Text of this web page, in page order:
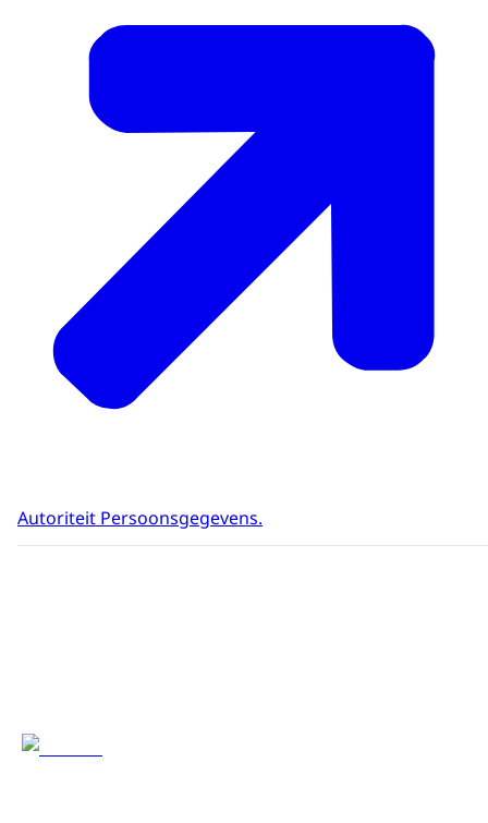
Autoriteit Persoonsgegevens.